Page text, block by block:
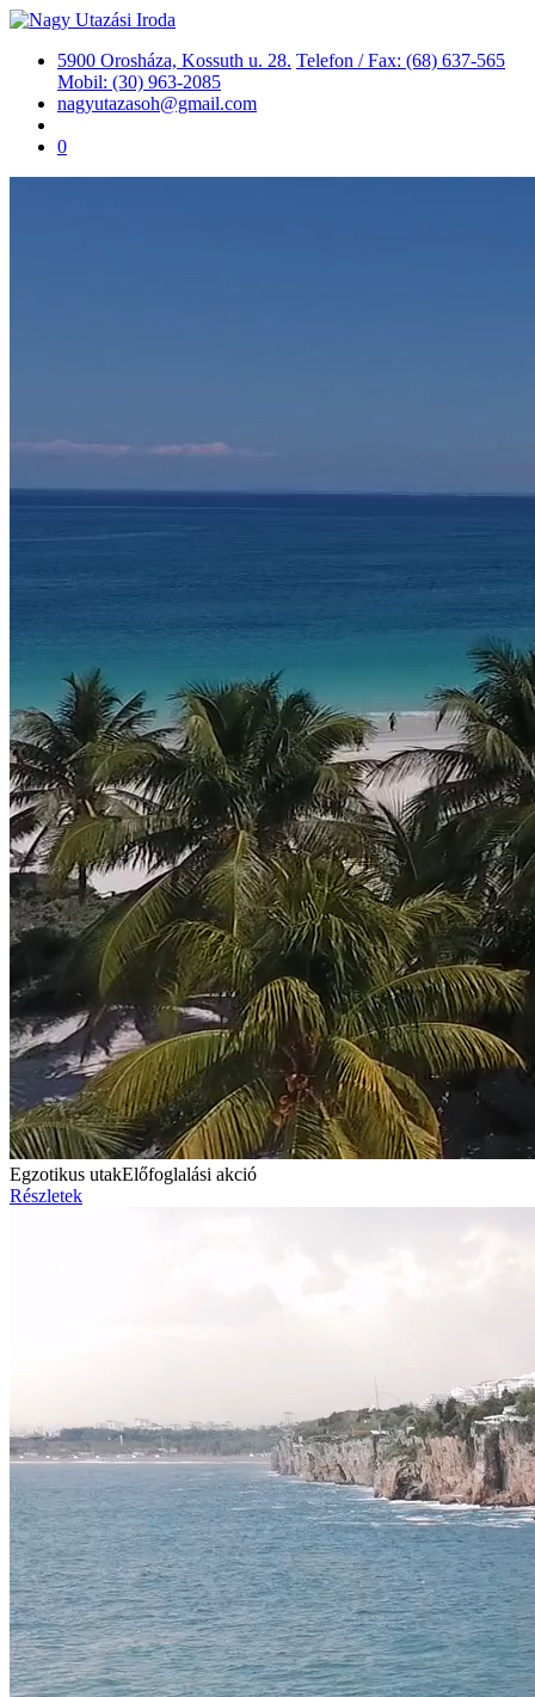
5900 Orosháza, Kossuth u. 28. Telefon / Fax: (68) 637-565
Mobil: (30) 963-2085
nagyutazasoh@gmail.com
0
Egzotikus utakElőfoglalási akció
Részletek